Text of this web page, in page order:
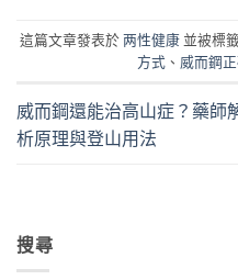
這篇文章發表於两性健康 並被標
方式 、 威而鋼
威而鋼還能治高山症？藥師
析原理與登山用法
搜尋